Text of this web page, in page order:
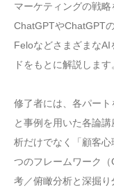
マーケティングの戦
ChatGPTやChatGPT
Feloなどさまざまな
ドをもとに解説します
修了者には、各パー
と事例を用いた各論
析だけでなく「顧客
つのフレームワーク
考／俯瞰分析と深掘